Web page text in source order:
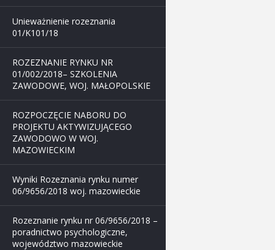
Unieważnienie rozeznania
01/K101/18
ROZEZNANIE RYNKU NR
01/002/2018– SZKOLENIA
ZAWODOWE, WOJ. MAŁOPOLSKIE
ROZPOCZĘCIE NABORU DO
PROJEKTU AKTYWIZUJĄCEGO
ZAWODOWO W WOJ.
MAZOWIECKIM
Wyniki Rozeznania rynku numer
06/9656/2018 woj. mazowieckie
Rozeznanie rynku nr 06/9656/2018 –
poradnictwo psychologiczne,
województwo mazowieckie